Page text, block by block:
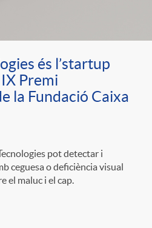
és l’startup
Premi
la Fundació Caixa
pot detectar i
ceguesa o deficiència visual
el maluc i el cap.